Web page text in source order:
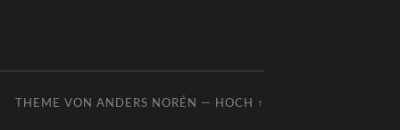
THEME VON ANDERS NORÉN — HOCH ↑